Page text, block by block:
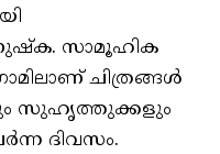
സാമൂഹിക
ചിത്രങ്ങള്‍
സുഹൃത്തുക്കളും
ദിവസം.